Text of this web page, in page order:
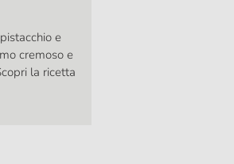
e
cremoso e
la ricetta